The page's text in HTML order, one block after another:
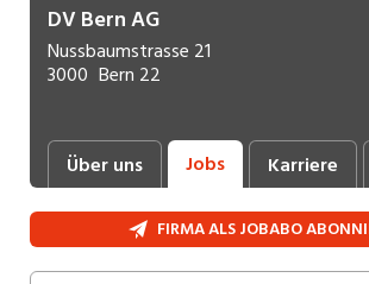
DV Bern AG
Nussbaumstrasse 21
3000 Bern 22
Über uns Jobs Karriere
FIRMA ALS JOBABO